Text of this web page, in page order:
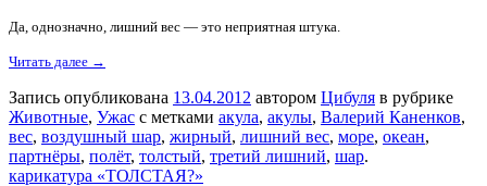
Да, однозначно, лишний вес — это неприятная штука.
Читать далее →
Запись опубликована 13.04.2012 автором Цибуля в рубрике
Животные, Ужас с метками акула, акулы, Валерий Каненков,
вес, воздушный шар, жирный, лишний вес, море, океан,
партнёры, полёт, толстый, третий лишний, шар.
карикатура «ТОЛСТАЯ?»